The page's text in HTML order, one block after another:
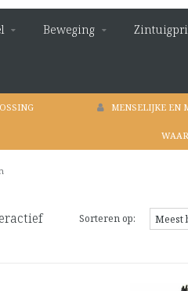
Beweging
MENSELIJKE EN
Sorteren op: